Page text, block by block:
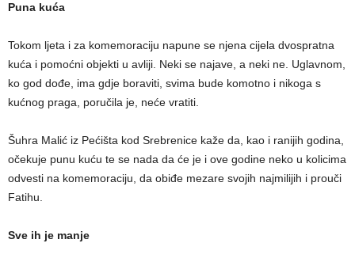
Puna kuća
Tokom ljeta i za komemoraciju napune se njena cijela dvospratna
kuća i pomoćni objekti u avliji. Neki se najave, a neki ne. Uglavnom,
ko god dođe, ima gdje boraviti, svima bude komotno i nikoga s
kućnog praga, poručila je, neće vratiti.
Šuhra Malić iz Pećišta kod Srebrenice kaže da, kao i ranijih godina,
očekuje punu kuću te se nada da će je i ove godine neko u kolicima
odvesti na komemoraciju, da obiđe mezare svojih najmilijih i prouči
Fatihu.
Sve ih je manje